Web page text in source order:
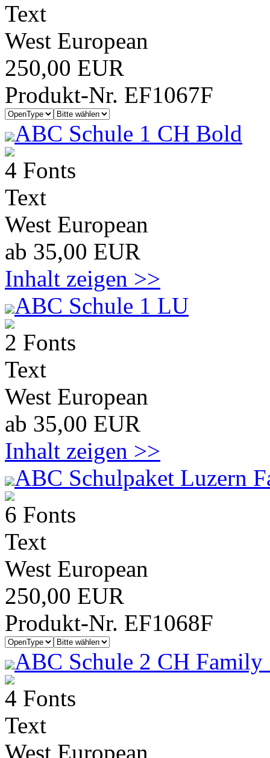
Text
West European
250,00 EUR
Produkt-Nr. EF1067F
ABC Schule 1 CH Bold
4 Fonts
Text
West European
ab 35,00 EUR
Inhalt zeigen >>
ABC Schule 1 LU
2 Fonts
Text
West European
ab 35,00 EUR
Inhalt zeigen >>
ABC Schulpaket Luzern
6 Fonts
Text
West European
250,00 EUR
Produkt-Nr. EF1068F
ABC Schule 2 CH Family
4 Fonts
Text
West European